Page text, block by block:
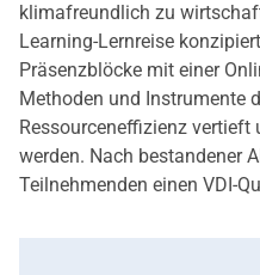
klimafreundlich zu
Learning-Lernreise
Präsenzblöcke mit einer
Methoden und Instrumente
Ressourceneffizienz
werden. Nach bestandener
Teilnehmenden einen VDI-